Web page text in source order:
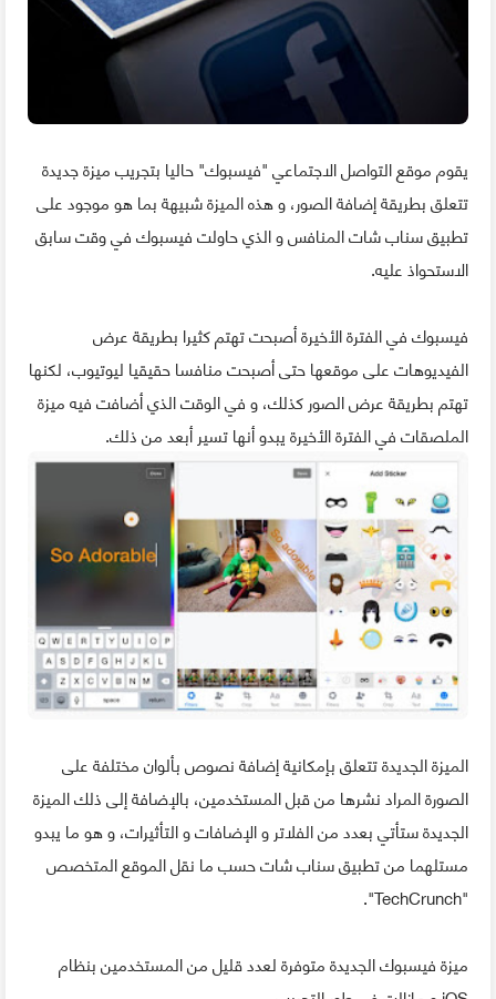
يقوم موقع التواصل الاجتماعي "فيسبوك" حاليا بتجريب ميزة جديدة
تتعلق بطريقة إضافة الصور، و هذه الميزة شبيهة بما هو موجود على
تطبيق سناب شات المنافس و الذي حاولت فيسبوك في وقت سابق
الاستحواذ عليه.
فيسبوك في الفترة الأخيرة أصبحت تهتم كثيرا بطريقة عرض
الفيديوهات على موقعها حتى أصبحت منافسا حقيقيا ليوتيوب، لكنها
تهتم بطريقة عرض الصور كذلك، و في الوقت الذي أضافت فيه ميزة
الملصقات في الفترة الأخيرة يبدو أنها تسير أبعد من ذلك.
الميزة الجديدة تتعلق بإمكانية إضافة نصوص بألوان مختلفة على
الصورة المراد نشرها من قبل المستخدمين، بالإضافة إلى ذلك الميزة
الجديدة ستأتي بعدد من الفلاتر و الإضافات و التأثيرات، و هو ما يبدو
مستلهما من تطبيق سناب شات حسب ما نقل الموقع المتخصص
"TechCrunch".
ميزة فيسبوك الجديدة متوفرة لعدد قليل من المستخدمين بنظام